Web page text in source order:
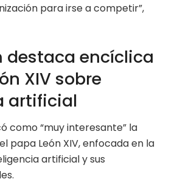
para irse a competir”,
destaca encíclica
XIV sobre
artificial
como “muy interesante” la
papa León XIV, enfocada en la
artificial y sus